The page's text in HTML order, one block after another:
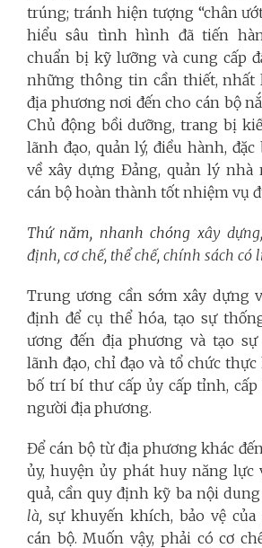
trúng; tránh hiện tượng “chân
hiểu sâu tình hình đã tiến
chuẩn bị kỹ lưỡng và cung cấp
những thông tin cần thiết, nhất
địa phương nơi đến cho cán bộ
Chủ động bồi dưỡng, trang bị
lãnh đạo, quản lý, điều hành,
về xây dựng Đảng, quản lý nhà
cán bộ hoàn thành tốt nhiệm vụ
Thứ năm, nhanh chóng xây
định, cơ chế, thể chế, chính sách có
Trung ương cần sớm xây dựng
định để cụ thể hóa, tạo sự
ương đến địa phương và tạo
lãnh đạo, chỉ đạo và tổ chức
bố trí bí thư cấp ủy cấp tỉnh,
người địa phương.
Để cán bộ từ địa phương khác
ủy, huyện ủy phát huy năng lực
quả, cần quy định kỹ ba nội
là, sự khuyến khích, bảo vệ
cán bộ. Muốn vậy, phải có cơ